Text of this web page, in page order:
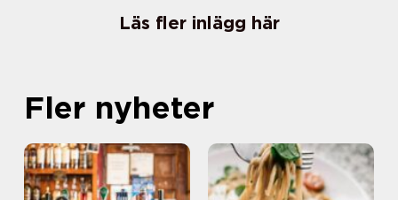
Läs fler inlägg här
Fler nyheter